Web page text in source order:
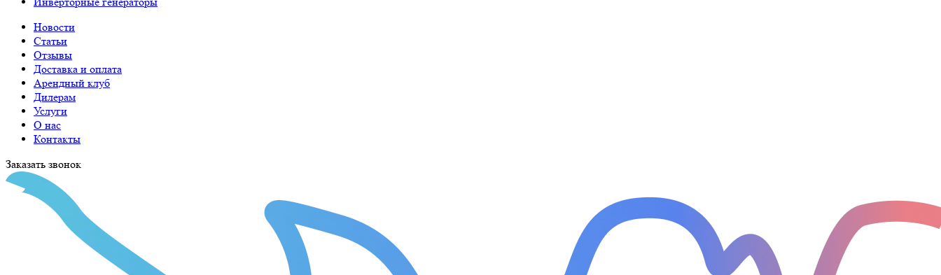
Новости
Статьи
Отзывы
Доставка и оплата
Арендный клуб
Дилерам
Услуги
О нас
Контакты
Заказать звонок